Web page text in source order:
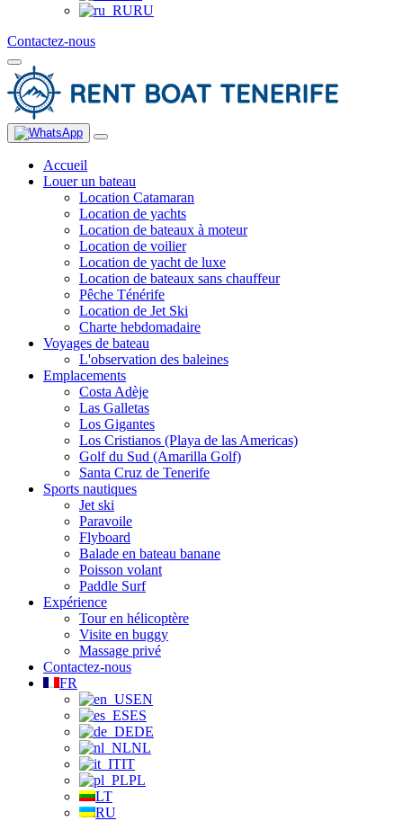
RU
Contactez-nous
Accueil
Louer un bateau
Location Catamaran
Location de yachts
Location de bateaux à moteur
Location de voilier
Location de yacht de luxe
Location de bateaux sans chauffeur
Pêche Ténérife
Location de Jet Ski
Charte hebdomadaire
Voyages de bateau
L'observation des baleines
Emplacements
Costa Adèje
Las Galletas
Los Gigantes
Los Cristianos (Playa de las Americas)
Golf du Sud (Amarilla Golf)
Santa Cruz de Tenerife
Sports nautiques
Jet ski
Paravoile
Flyboard
Balade en bateau banane
Poisson volant
Paddle Surf
Expérience
Tour en hélicoptère
Visite en buggy
Massage privé
Contactez-nous
FR
EN
ES
DE
NL
IT
PL
LT
RU